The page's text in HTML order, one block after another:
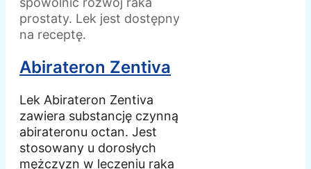
prostaty. Lek jest dostępny
na receptę.
Abirateron Zentiva
Lek Abirateron Zentiva
zawiera substancję czynną
abirateronu octan. Jest
stosowany u dorosłych
mężczyzn w leczeniu raka